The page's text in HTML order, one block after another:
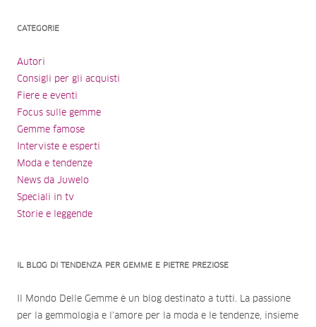
CATEGORIE
Autori
Consigli per gli acquisti
Fiere e eventi
Focus sulle gemme
Gemme famose
Interviste e esperti
Moda e tendenze
News da Juwelo
Speciali in tv
Storie e leggende
IL BLOG DI TENDENZA PER GEMME E PIETRE PREZIOSE
Il Mondo Delle Gemme è un blog destinato a tutti. La passione
per la gemmologia e l'amore per la moda e le tendenze, insieme